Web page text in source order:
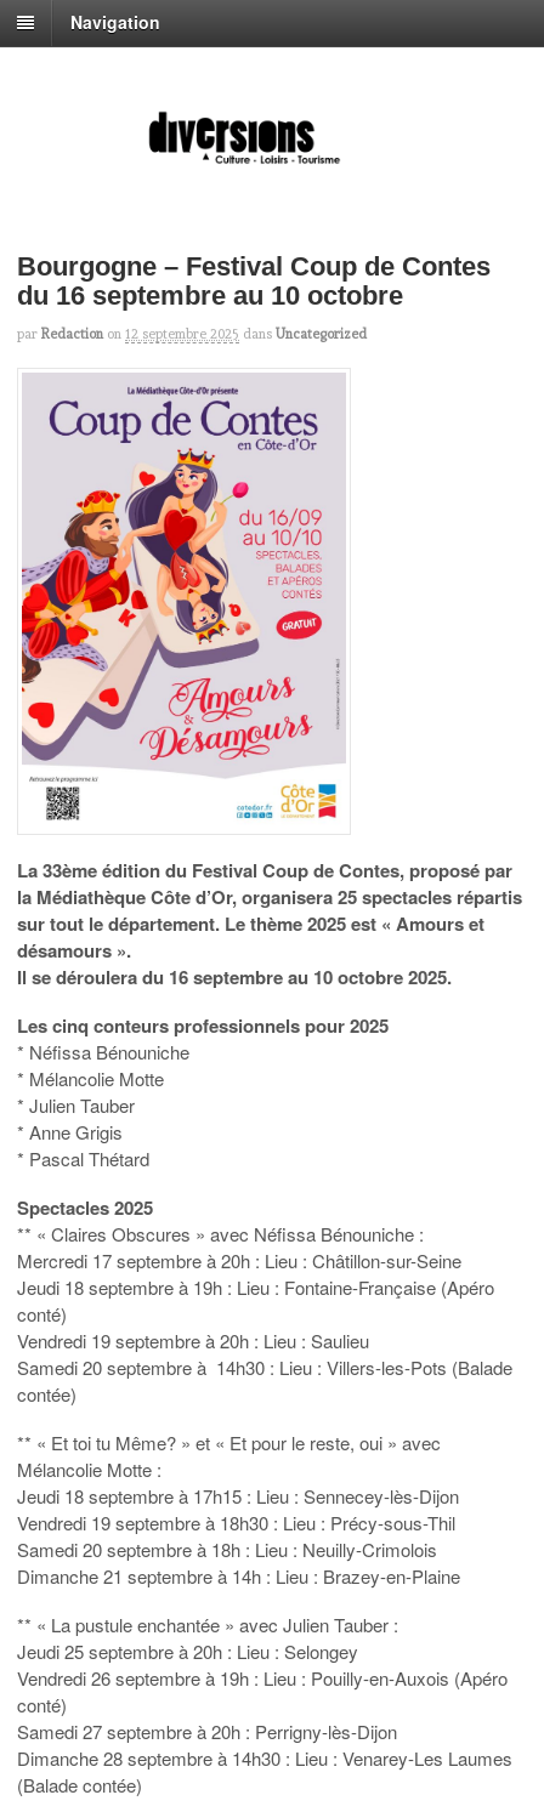
Navigation
Bourgogne – Festival Coup de Contes
du 16 septembre au 10 octobre
par Redaction on 12 septembre 2025 dans Uncategorized
La 33ème édition du Festival Coup de Contes, proposé par
la Médiathèque Côte d’Or, organisera 25 spectacles répartis
sur tout le département. Le thème 2025 est « Amours et
désamours ».
Il se déroulera du 16 septembre au 10 octobre 2025.
Les cinq conteurs professionnels pour 2025
* Néfissa Bénouniche
* Mélancolie Motte
* Julien Tauber
* Anne Grigis
* Pascal Thétard
Spectacles 2025
** « Claires Obscures » avec Néfissa Bénouniche :
Mercredi 17 septembre à 20h : Lieu : Châtillon-sur-Seine
Jeudi 18 septembre à 19h : Lieu : Fontaine-Française (Apéro
conté)
Vendredi 19 septembre à 20h : Lieu : Saulieu
Samedi 20 septembre à 14h30 : Lieu : Villers-les-Pots (Balade
contée)
** « Et toi tu Même? » et « Et pour le reste, oui » avec
Mélancolie Motte :
Jeudi 18 septembre à 17h15 : Lieu : Sennecey-lès-Dijon
Vendredi 19 septembre à 18h30 : Lieu : Précy-sous-Thil
Samedi 20 septembre à 18h : Lieu : Neuilly-Crimolois
Dimanche 21 septembre à 14h : Lieu : Brazey-en-Plaine
** « La pustule enchantée » avec Julien Tauber :
Jeudi 25 septembre à 20h : Lieu : Selongey
Vendredi 26 septembre à 19h : Lieu : Pouilly-en-Auxois (Apéro
conté)
Samedi 27 septembre à 20h : Perrigny-lès-Dijon
Dimanche 28 septembre à 14h30 : Lieu : Venarey-Les Laumes
(Balade contée)